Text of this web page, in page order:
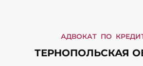
АДВОКАТ ПО
ТЕРНОПОЛЬСКАЯ